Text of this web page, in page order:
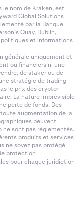
le nom de Kraken, est
Global Solutions
par la Banque
Quay, Dublin,
et informations
générale uniquement et
ou financiers ni une
de staker ou de
stratégie de trading
le prix des crypto-
La nature imprévisible
perte de fonds. Des
augmentation de la
peuvent
ne sont pas réglementés.
produits et services
ne soyez pas protégé
protection
pour chaque juridiction